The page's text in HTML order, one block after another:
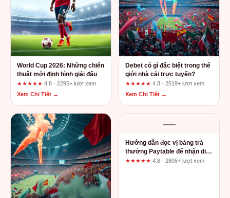
World Cup 2026: Những chiến
thuật mới định hình giải đấu
★★★★★ 4.8 · 2295+ lượt xem
Xem Chi Tiết →
Debet có gì đặc biệt trong thế
giới nhà cái trực tuyến?
★★★★★ 4.8 · 2519+ lượt xem
Xem Chi Tiết →
—
Hướng dẫn đọc vị bảng trả
thưởng Paytable để nhận diện
game nổ hũ dễ thắng
★★★★★ 4.8 · 2805+ lượt xem